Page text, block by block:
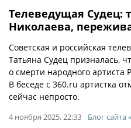
Телеведущая Судец:
Николаева,
Советская и российская
Татьяна Судец призналась,
о смерти народного
В беседе с 360.ru артистка
сейчас непросто.
4 ноября 2025, 22:33 Блог сайта